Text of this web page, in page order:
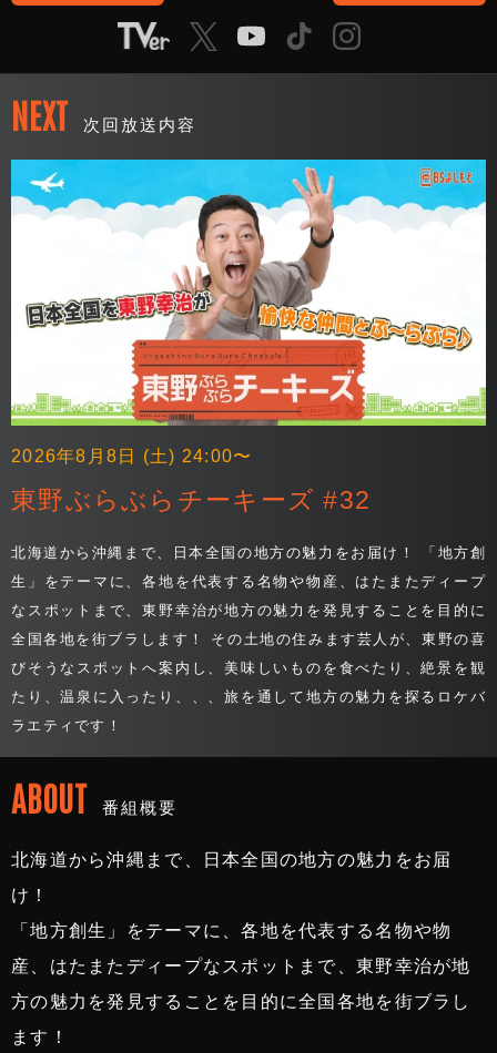
NEXT 次回放送内容
2026年8月8日 (土) 24:00〜
東野ぶらぶらチーキーズ #32
北海道から沖縄まで、日本全国の地方の魅力をお届け！ 「地方創
生」をテーマに、各地を代表する名物や物産、はたまたディープ
なスポットまで、東野幸治が地方の魅力を発見することを目的に
全国各地を街ブラします！ その土地の住みます芸人が、東野の喜
びそうなスポットへ案内し、美味しいものを食べたり、絶景を観
たり、温泉に入ったり、、、旅を通して地方の魅力を探るロケバ
ラエティです！
ABOUT 番組概要
北海道から沖縄まで、日本全国の地方の魅力をお届
け！
「地方創生」をテーマに、各地を代表する名物や物
産、はたまたディープなスポットまで、東野幸治が地
方の魅力を発見することを目的に全国各地を街ブラし
ます！